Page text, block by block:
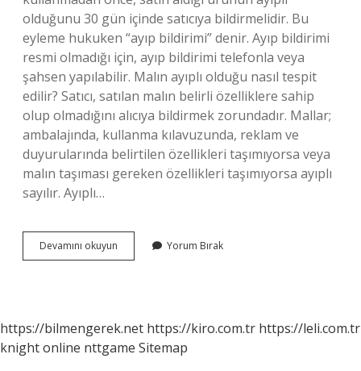
olduğunu 30 gün içinde satıcıya bildirmelidir. Bu
eyleme hukuken “ayıp bildirimi” denir. Ayıp bildirimi
resmi olmadığı için, ayıp bildirimi telefonla veya
şahsen yapılabilir. Malın ayıplı olduğu nasıl tespit
edilir? Satıcı, satılan malın belirli özelliklere sahip
olup olmadığını alıcıya bildirmek zorundadır. Mallar;
ambalajında, kullanma kılavuzunda, reklam ve
duyurularında belirtilen özellikleri taşımıyorsa veya
malın taşıması gereken özellikleri taşımıyorsa ayıplı
sayılır. Ayıplı…
Devamını okuyun
Mal
Yorum Bırak
https://bilmengerek.net https://kiro.com.tr https://leli.com.tr
knight online nttgame Sitemap